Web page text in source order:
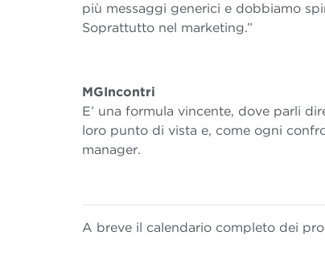
più messaggi generici e dobbiamo
Soprattutto nel marketing.”
MGIncontri
E’ una formula vincente, dove parli
loro punto di vista e, come ogni
manager.
A breve il calendario completo dei